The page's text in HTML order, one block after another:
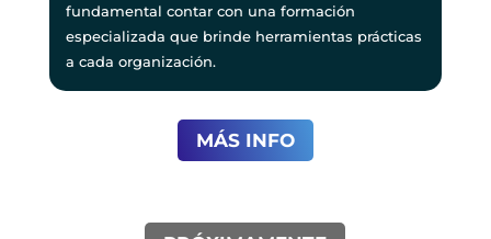
fundamental contar con una formación
especializada que brinde herramientas prácticas
a cada organización.
MÁS INFO